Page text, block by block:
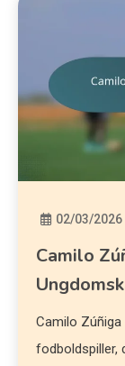
02/03/2026
Camilo
Camilo
fodboldspiller,